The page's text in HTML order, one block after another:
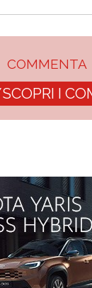
COMMENTA
I